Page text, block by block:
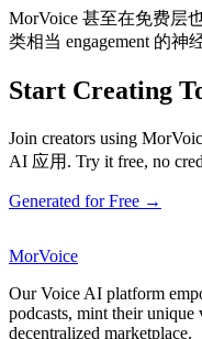
MorVoice 甚至在免费层
类相当 engagement 的神
Start Creating
Join creators using
AI 应用. Try it free, no
Generated for Free →
MorVoice
Our Voice AI platform
podcasts, mint their unique
decentralized marketplace.